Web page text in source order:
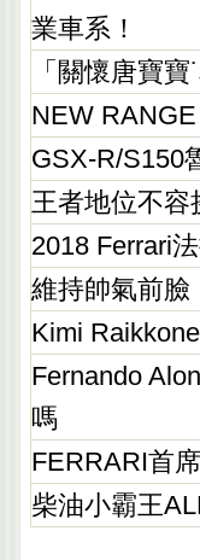
業車系！
「關懷唐寶
NEW
GSX-R/S150
王者地位不容
2018 Ferrari
維持帥氣前臉
Kimi
Fernando
嗎
FERRARI首
柴油小霸王